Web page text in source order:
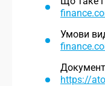
Умови
https://